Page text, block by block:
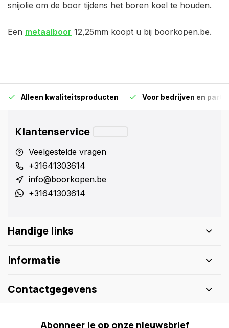
snijolie om de boor tijdens het boren koel te houden.
Een metaalboor 12,25mm koopt u bij boorkopen.be.
Alleen kwaliteitsproducten Voor bedrijven en
Klantenservice
Veelgestelde vragen
+31641303614
info@boorkopen.be
+31641303614
Handige links
Informatie
Contactgegevens
Abonneer je op onze nieuwsbrief